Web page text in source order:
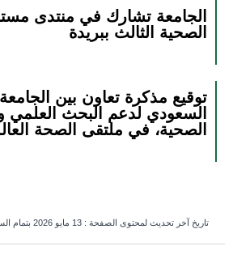
الجامعة تشارك في منتدى
الصحية الثالث ببريدة
توقيع مذكرة تعاون بين الجامعة
السعودي لدعم البحث العلمي
الصحية، في ملتقى الصحة العالمي
تاريخ آخر تحديث لمحتوى الصفحة : 13 مايو 2026 بتمام الساعة 10:18 مساءً